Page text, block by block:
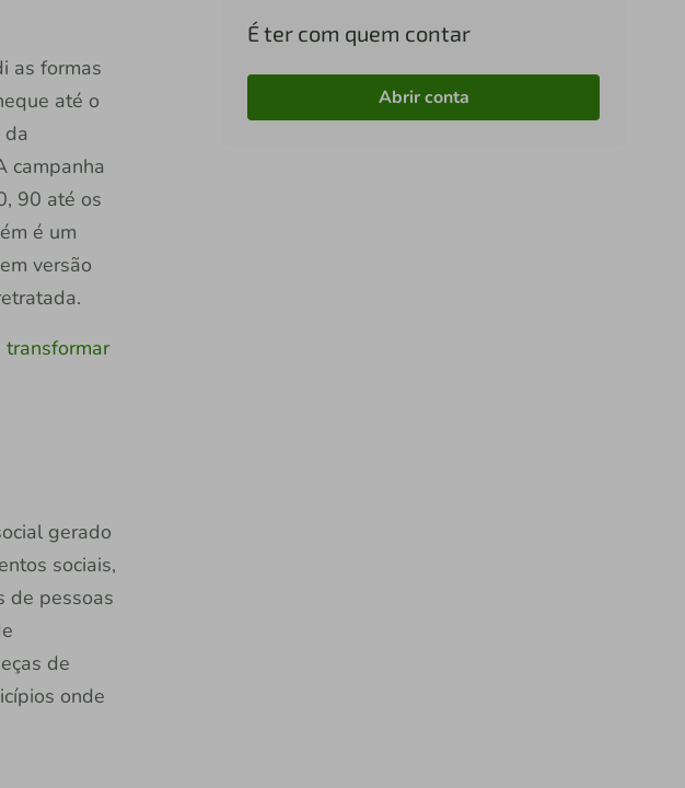
as formas
até o
da
campanha
90 até os
é um
versão
transformar
gerado
sociais,
de pessoas
de
onde
É ter com quem contar
Abrir conta